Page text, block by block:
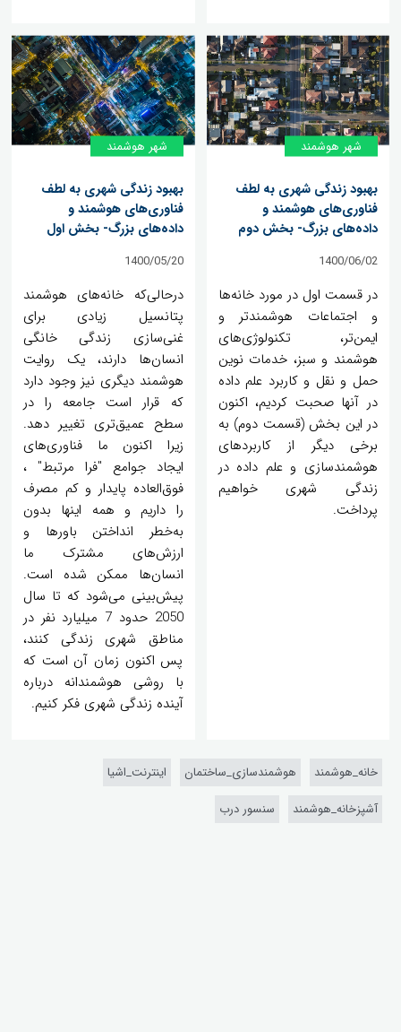
شهر هوشمند
بهبود زندگی شهری به لطف
فناوری‌های هوشمند و
داده‌های بزرگ- بخش دوم
1400/06/02
در قسمت اول در مورد خانه‌ها
و اجتماعات هوشمندتر و
ایمن‌تر، تکنولوژی‌های
هوشمند و سبز، خدمات نوین
حمل و نقل و کاربرد علم داده
در آنها صحبت کردیم، اکنون
در این بخش (قسمت دوم) به
برخی دیگر از کاربردهای
هوشمندسازی و علم داده در
زندگی شهری خواهیم
پرداخت.
شهر هوشمند
بهبود زندگی شهری به لطف
فناوری‌های هوشمند و
داده‌های بزرگ- بخش اول
1400/05/20
درحالی‌که خانه‌های هوشمند
پتانسیل زیادی برای
غنی‌سازی زندگی خانگی
انسان‌ها دارند، یک روایت
هوشمند دیگری نیز وجود دارد
که قرار است جامعه را در
سطح عمیق‌تری تغییر دهد.
زیرا اکنون ما فناوری‌های
ایجاد جوامع "فرا مرتبط" ،
فوق‌العاده پایدار و کم مصرف
را داریم و همه اینها بدون
به‌خطر انداختن باورها و
ارزش‌های مشترک ما
انسان‌ها ممکن شده است.
پیش‌بینی می‌شود که تا سال
2050 حدود 7 میلیارد نفر در
مناطق شهری زندگی کنند،
پس اکنون زمان آن است که
با روشی هوشمندانه درباره
آینده زندگی شهری فکر کنیم.
خانه_هوشمند هوشمندسازی_ساختمان
اینترنت_اشیا
آشپزخانه_هوشمند
سنسور درب